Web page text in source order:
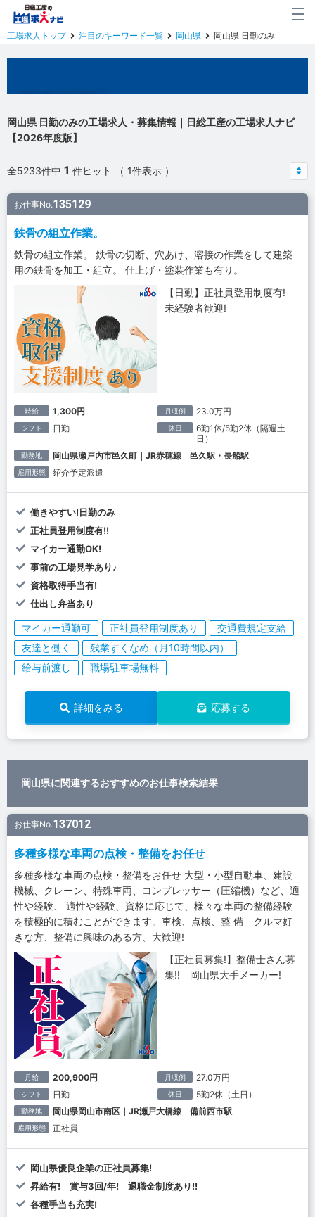
工場求人トップ 注目のキーワード一覧 岡山県 岡山県 日勤のみ
岡山県 日勤のみの工場求人・募集情報｜日総工産の工場求人ナビ
【2026年度版】
全5233件中 1 件ヒット （ 1件表示 ）
お仕事No.135129
鉄骨の組立作業。
鉄骨の組立作業。 鉄骨の切断、穴あけ、溶接の作業をして建築
用の鉄骨を加工・組立。 仕上げ・塗装作業も有り。
【日勤】正社員登用制度有!
未経験者歓迎!
時給 1,300円 月収例 23.0万円
シフト 日勤 休日
6勤1休/5勤2休（隔週土
日）
勤務地 岡山県瀬戸内市邑久町｜JR赤穂線 邑久駅・長船駅
雇用形態 紹介予定派遣
働きやすい!日勤のみ
正社員登用制度有!!
マイカー通勤OK!
事前の工場見学あり♪
資格取得手当有!
仕出し弁当あり
マイカー通勤可 正社員登用制度あり
交通費規定支給
友達と働く
残業すくなめ（月10時間以内）
給与前渡し
職場駐車場無料
詳細をみる 応募する
岡山県に関連するおすすめのお仕事検索結果
お仕事No.137012
多種多様な車両の点検・整備をお任せ
多種多様な車両の点検・整備をお任せ 大型・小型自動車、建設
機械、クレーン、特殊車両、コンプレッサー（圧縮機）など、適
性や経験、 適性や経験、資格に応じて、様々な車両の整備経験
を積極的に積むことができます。車検、点検、整 備 クルマ好
きな方、整備に興味のある方、大歓迎!
【正社員募集!】整備士さん募
集!! 岡山県大手メーカー!
月給 200,900円 月収例 27.0万円
シフト 日勤 休日 5勤2休（土日）
勤務地 岡山県岡山市南区｜JR瀬戸大橋線 備前西市駅
雇用形態 正社員
岡山県優良企業の正社員募集!
昇給有! 賞与3回/年! 退職金制度あり!!
各種手当も充実!